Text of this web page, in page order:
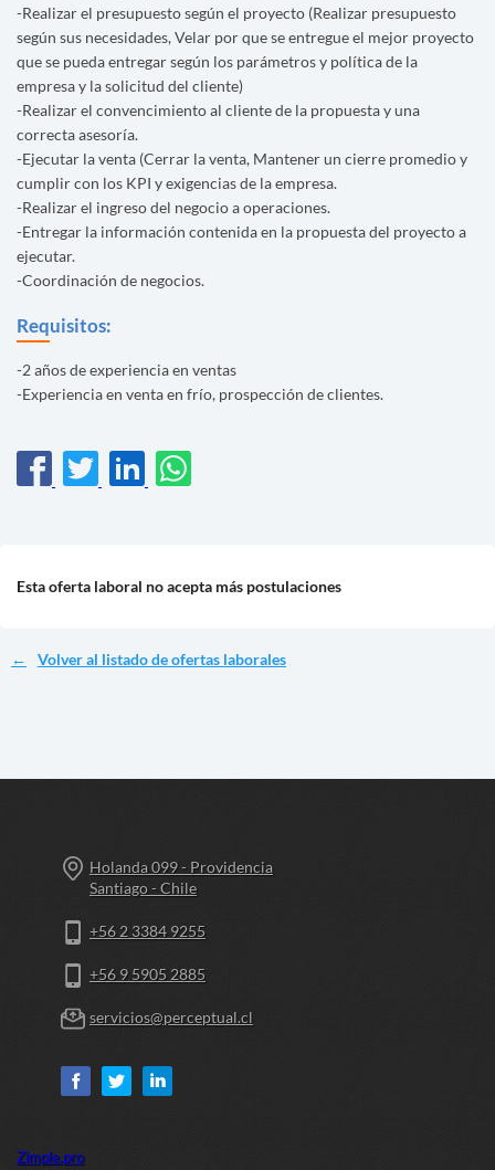
-Realizar el presupuesto según el proyecto (Realizar presupuesto
según sus necesidades, Velar por que se entregue el mejor proyecto
que se pueda entregar según los parámetros y política de la
empresa y la solicitud del cliente)
-Realizar el convencimiento al cliente de la propuesta y una
correcta asesoría.
-Ejecutar la venta (Cerrar la venta, Mantener un cierre promedio y
cumplir con los KPI y exigencias de la empresa.
-Realizar el ingreso del negocio a operaciones.
-Entregar la información contenida en la propuesta del proyecto a
ejecutar.
-Coordinación de negocios.
Requisitos:
-2 años de experiencia en ventas
-Experiencia en venta en frío, prospección de clientes.
Esta oferta laboral no acepta más postulaciones
Volver al listado de ofertas laborales
Holanda 099 - Providencia
Santiago - Chile
+56 2 3384 9255
+56 9 5905 2885
servicios@perceptual.cl
Zimple.pro